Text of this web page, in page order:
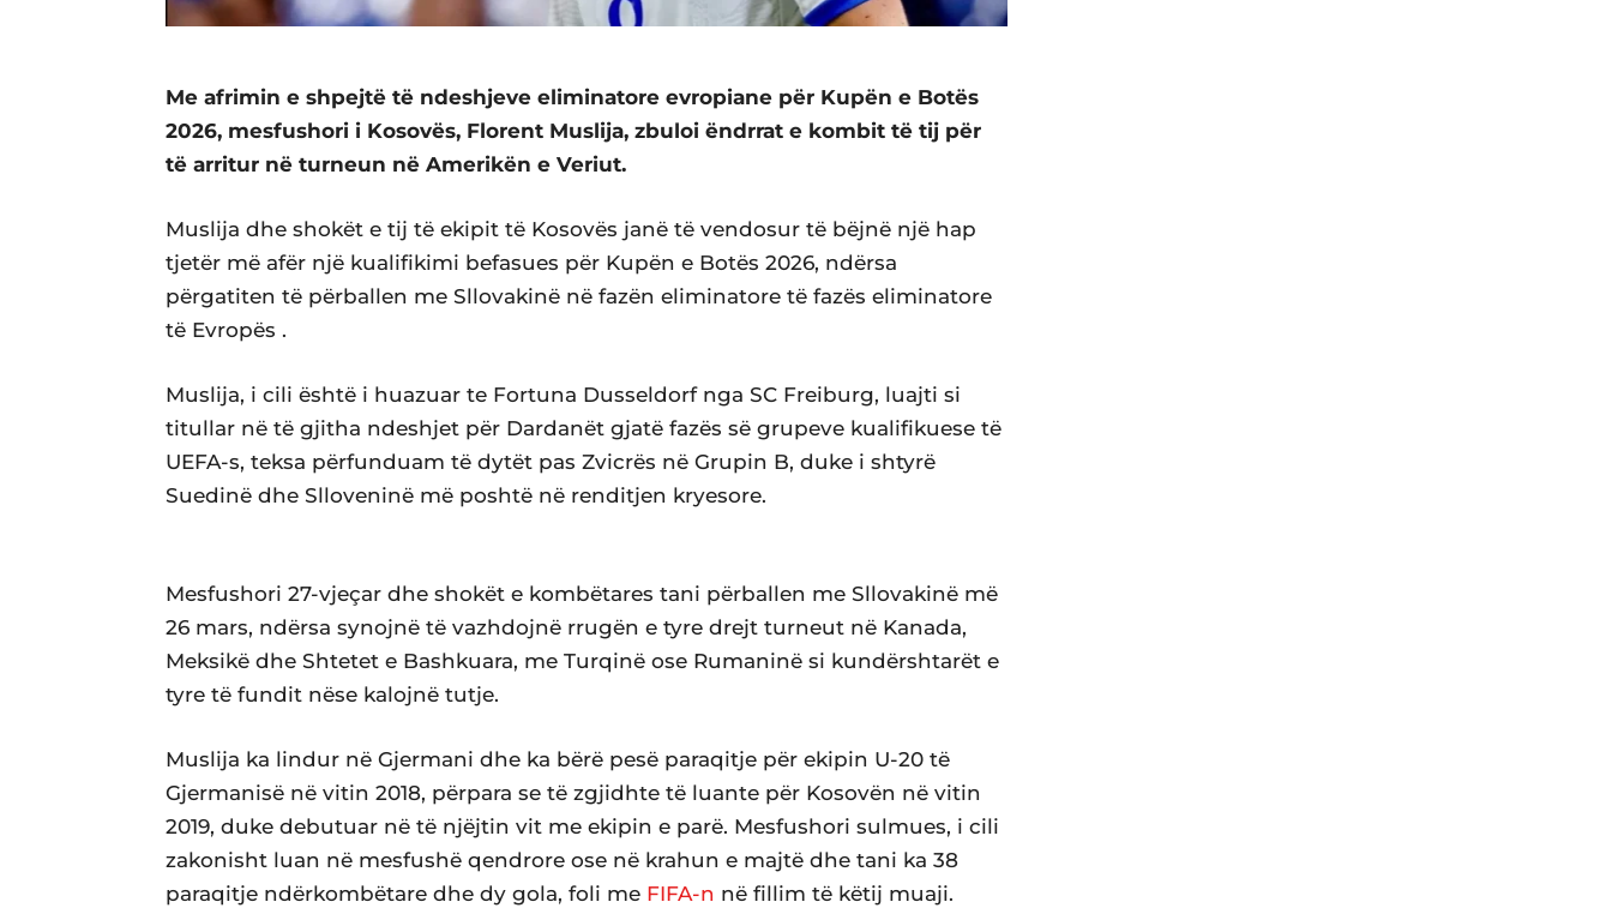
Me afrimin e shpejtë të ndeshjeve eliminatore evropiane për Kupën e Botës
2026, mesfushori i Kosovës, Florent Muslija, zbuloi ëndrrat e kombit të tij për
të arritur në turneun në Amerikën e Veriut.
Muslija dhe shokët e tij të ekipit të Kosovës janë të vendosur të bëjnë një hap
tjetër më afër një kualifikimi befasues për Kupën e Botës 2026, ndërsa
përgatiten të përballen me Sllovakinë në fazën eliminatore të fazës eliminatore
të Evropës .
Muslija, i cili është i huazuar te Fortuna Dusseldorf nga SC Freiburg, luajti si
titullar në të gjitha ndeshjet për Dardanët gjatë fazës së grupeve kualifikuese të
UEFA-s, teksa përfunduam të dytët pas Zvicrës në Grupin B, duke i shtyrë
Suedinë dhe Slloveninë më poshtë në renditjen kryesore.
Mesfushori 27-vjeçar dhe shokët e kombëtares tani përballen me Sllovakinë më
26 mars, ndërsa synojnë të vazhdojnë rrugën e tyre drejt turneut në Kanada,
Meksikë dhe Shtetet e Bashkuara, me Turqinë ose Rumaninë si kundërshtarët e
tyre të fundit nëse kalojnë tutje.
Muslija ka lindur në Gjermani dhe ka bërë pesë paraqitje për ekipin U-20 të
Gjermanisë në vitin 2018, përpara se të zgjidhte të luante për Kosovën në vitin
2019, duke debutuar në të njëjtin vit me ekipin e parë. Mesfushori sulmues, i cili
zakonisht luan në mesfushë qendrore ose në krahun e majtë dhe tani ka 38
paraqitje ndërkombëtare dhe dy gola, foli me FIFA-n në fillim të këtij muaji.